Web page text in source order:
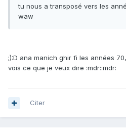
tu nous a transposé vers les
waw
;):D ana manich ghir fi les années
vois ce que je veux dire :mdr::mdr:
Citer